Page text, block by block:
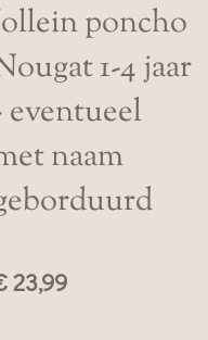
poncho
1-4 jaar
eventueel
naam
23,99